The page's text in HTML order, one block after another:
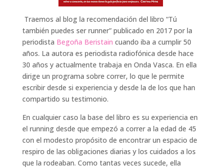
Traemos al blog la recomendación del libro “Tú
también puedes ser runner” publicado en 2017 por la
periodista Begoña Beristain cuando iba a cumplir 50
años. La autora es periodista radiofónica desde hace
30 años y actualmente trabaja en Onda Vasca. En ella
dirige un programa sobre correr, lo que le permite
escribir desde si experiencia y desde la de los que han
compartido su testimonio.
En cualquier caso la base del libro es su experiencia en
el running desde que empezó a correr a la edad de 45
con el modesto propósito de encontrar un espacio de
respiro de las obligaciones diarias y los cuidados a los
que la rodeaban. Como tantas veces sucede, ella